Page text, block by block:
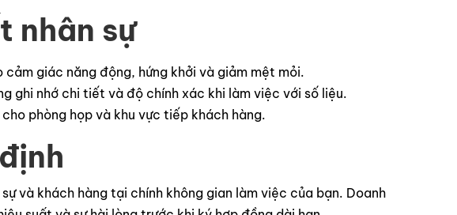
nhân sự
giác năng động, hứng khởi và giảm mệt mỏi.
ghi nhớ chi tiết và độ chính xác khi làm việc với số liệu.
phòng họp và khu vực tiếp khách hàng.
và khách hàng tại chính không gian làm việc của bạn. Doanh